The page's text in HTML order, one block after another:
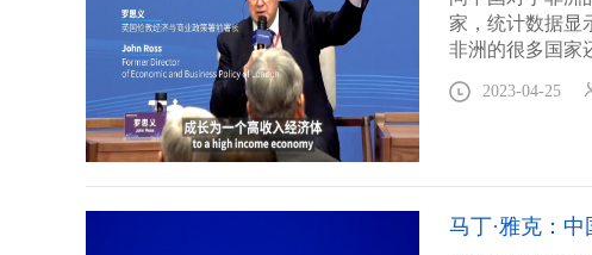
家，统计数据显
非洲的很多国家
2023-04-25
马丁·雅克：